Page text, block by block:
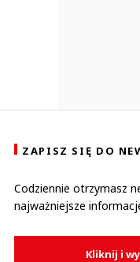
ZAPISZ SIĘ DO
Codziennie otrzymasz
najważniejsze
Kliknij i